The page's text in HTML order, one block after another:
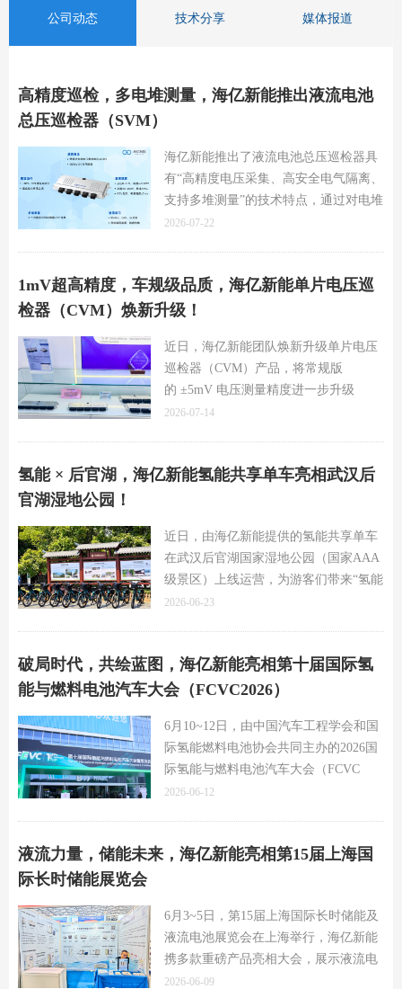
公司动态 技术分享 媒体报道
高精度巡检，多电堆测量，海亿新能推出液流电池
总压巡检器（SVM）
海亿新能推出了液流电池总压巡检器具
有“高精度电压采集、高安全电气隔离、
支持多堆测量”的技术特点，通过对电堆
进行总电压采集、OCV电压采集，精准
个储能系统更安全、更可靠。
2026-07-22
1mV超高精度，车规级品质，海亿新能单片电压巡
检器（CVM）焕新升级！
近日，海亿新能团队焕新升级单片电压
巡检器（CVM）产品，将常规版
的 ±5mV 电压测量精度进一步升级
至 ±1mV，精度提升了5倍，适应更高性
2026-07-14
氢能 × 后官湖，海亿新能氢能共享单车亮相武汉后
官湖湿地公园！
近日，由海亿新能提供的氢能共享单车
在武汉后官湖国家湿地公园（国家AAA
级景区）上线运营，为游客们带来“氢能
初体验”。
2026-06-23
破局时代，共绘蓝图，海亿新能亮相第十届国际氢
能与燃料电池汽车大会（FCVC2026）
6月10~12日，由中国汽车工程学会和国
际氢能燃料电池协会共同主办的2026国
际氢能与燃料电池汽车大会（FCVC
2026）在江苏省昆山市花桥博览中心举
2026-06-12
液流力量，储能未来，海亿新能亮相第15届上海国
际长时储能展览会
6月3~5日，第15届上海国际长时储能及
液流电池展览会在上海举行，海亿新能
携多款重磅产品亮相大会，展示液流电
池核心电控、BMS开发、产线测试、混
2026-06-09